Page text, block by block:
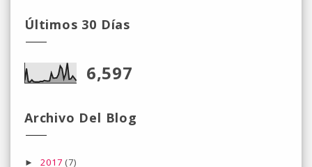
Últimos 30 Días
6,597
Archivo Del Blog
►2017 (7)